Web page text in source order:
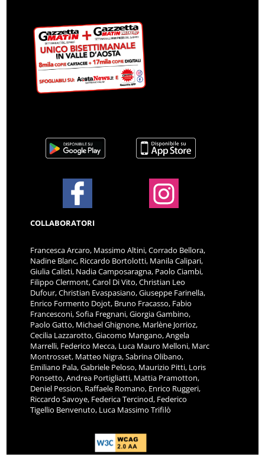
COLLABORATORI
Francesca Arcaro, Massimo Altini, Corrado Bellora,
Nadine Blanc, Riccardo Bortolotti, Manila Calipari,
Giulia Calisti, Nadia Camposaragna, Paolo Ciambi,
Filippo Clermont, Carol Di Vito, Christian Leo
Dufour, Christian Evaspasiano, Giuseppe Farinella,
Enrico Formento Dojot, Bruno Fracasso, Fabio
Francesconi, Sofia Fregnani, Giorgia Gambino,
Paolo Gatto, Michael Ghignone, Marlène Jorrioz,
Cecilia Lazzarotto, Giacomo Mangano, Angela
Marrelli, Federico Mecca, Luca Mauro Melloni, Marc
Montrosset, Matteo Nigra, Sabrina Olibano,
Emiliano Pala, Gabriele Peloso, Maurizio Pitti, Loris
Ponsetto, Andrea Portigliatti, Mattia Pramotton,
Deniel Pession, Raffaele Romano, Enrico Ruggeri,
Riccardo Savoye, Federica Tercinod, Federico
Tigellio Benvenuto, Luca Massimo Trifilò